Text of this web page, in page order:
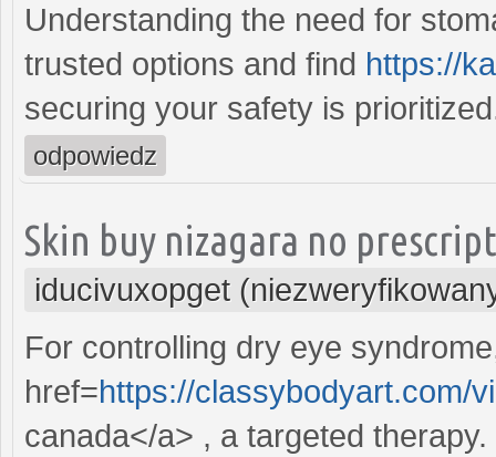
Understanding the need for
trusted options and find https://
securing your safety is
odpowiedz
Skin buy nizagara no
iducivuxopget
For controlling dry eye
href=https://classybodyart.com/
canada</a> , a targeted therapy.